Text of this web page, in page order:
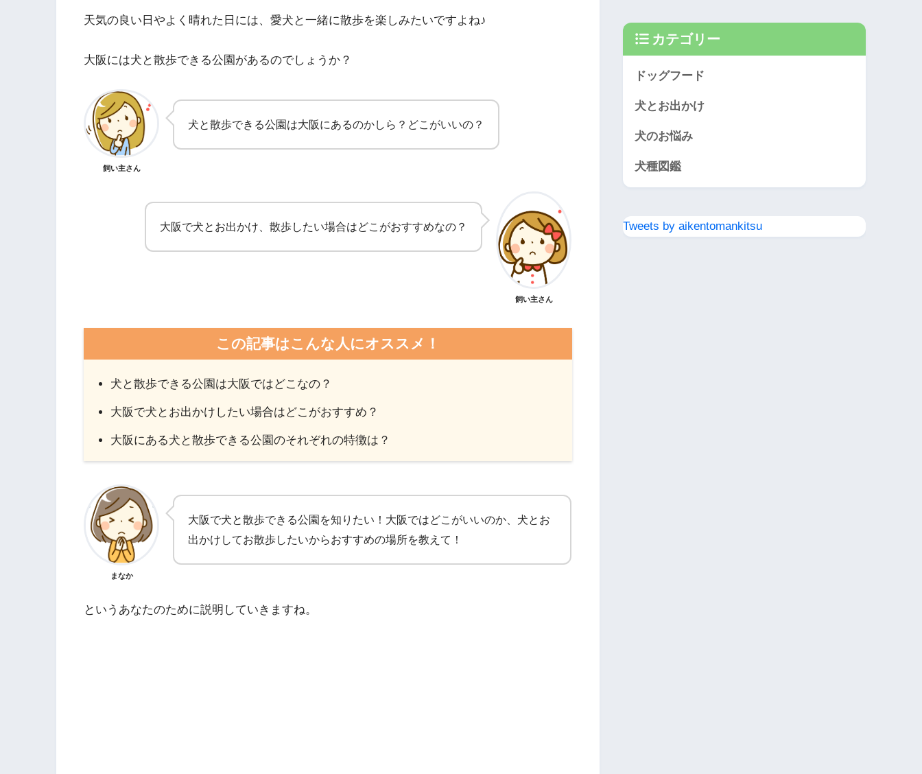
天気の良い日やよく晴れた日には、愛犬と一緒に散歩を楽しみたいですよね♪
大阪には犬と散歩できる公園があるのでしょうか？
飼い主さん
犬と散歩できる公園は大阪にあるのかしら？どこがいいの？
大阪で犬とお出かけ、散歩したい場合はどこがおすすめなの？
飼い主さん
この記事はこんな人にオススメ！
犬と散歩できる公園は大阪ではどこなの？
大阪で犬とお出かけしたい場合はどこがおすすめ？
大阪にある犬と散歩できる公園のそれぞれの特徴は？
まなか
大阪で犬と散歩できる公園を知りたい！大阪ではどこがいいのか、犬とお
出かけしてお散歩したいからおすすめの場所を教えて！
というあなたのために説明していきますね。
カテゴリー
ドッグフード
犬とお出かけ
犬のお悩み
犬種図鑑
Tweets by aikentomankitsu